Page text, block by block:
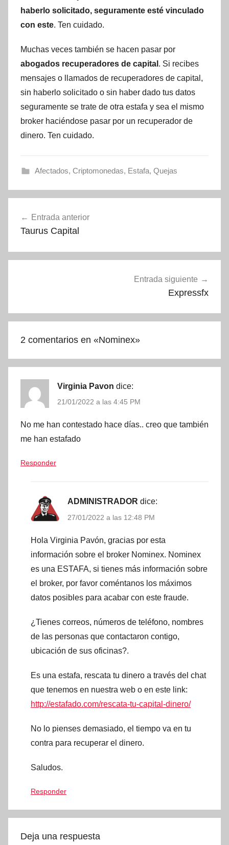
haberlo solicitado, seguramente esté vinculado
con este. Ten cuidado.
Muchas veces también se hacen pasar por
abogados recuperadores de capital . Si recibes
mensajes o llamados de recuperadores de capital,
sin haberlo solicitado o sin haber dado tus datos
seguramente se trate de otra estafa y sea el mismo
broker haciéndose pasar por un recuperador de
dinero. Ten cuidado.
Afectados, Criptomonedas, Estafa, Quejas
de
Entrada anterior
Taurus Capital
Entrada siguiente
Expressfx
2 comentarios en «Nominex»
Virginia Pavon dice:
21/01/2022 a las 4:45 PM
No me han contestado hace días.. creo que también
me han estafado
Responder
ADMINISTRADOR dice:
27/01/2022 a las 12:48 PM
Hola Virginia Pavón, gracias por esta
información sobre el broker Nominex. Nominex
es una ESTAFA, si tienes más información sobre
el broker, por favor coméntanos los máximos
datos posibles para acabar con este fraude.
¿Tienes correos, números de teléfono, nombres
de las personas que contactaron contigo,
ubicación de sus oficinas?.
Es una estafa, rescata tu dinero a través del chat
que tenemos en nuestra web o en este link:
http://estafado.com/rescata-tu-capital-dinero/
No lo pienses demasiado, el tiempo va en tu
contra para recuperar el dinero.
Saludos.
Responder
Deja una respuesta